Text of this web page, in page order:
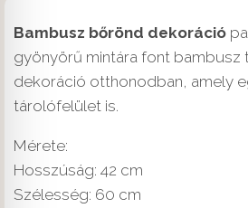
Bambusz bőrönd dekoráció
gyönyörű mintára font bambusz
dekoráció otthonodban, amely
tárolófelület is.
Mérete:
Hosszúság: 42 cm
Szélesség: 60 cm